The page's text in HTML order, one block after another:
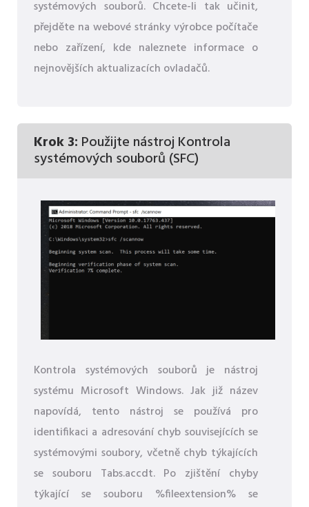
systémových souborů. Chcete-li tak učinit,
přejděte na webové stránky výrobce počítače
nebo zařízení, kde naleznete informace o
nejnovějších aktualizacích ovladačů.
Krok 3: Použijte nástroj Kontrola
systémových souborů (SFC)
Kontrola systémových souborů je nástroj
systému Microsoft Windows. Jak již název
napovídá, tento nástroj se používá pro
identifikaci a adresování chyb souvisejících se
systémovými soubory, včetně chyb týkajících
se souboru Tabs.accdt. Po zjištění chyby
týkající se souboru %fileextension% se